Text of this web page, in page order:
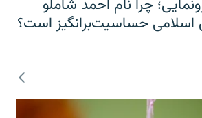
چرا نام احمد شاملو
اسلامی حساسیت‌برانگیز است؟